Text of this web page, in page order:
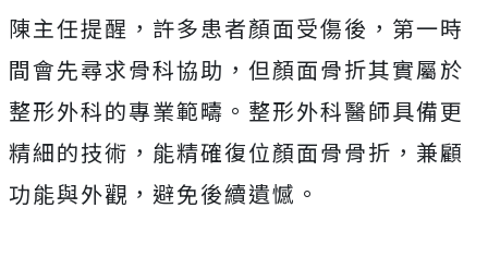
陳主任提醒，許多患者顏面受傷後，第一時
間會先尋求骨科協助，但顏面骨折其實屬於
整形外科的專業範疇。整形外科醫師具備更
精細的技術，能精確復位顏面骨骨折，兼顧
功能與外觀，避免後續遺憾。